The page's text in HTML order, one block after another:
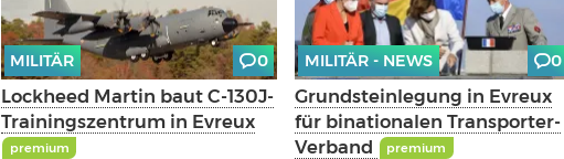
MILITÄR 0
Lockheed Martin baut C-130J-
Trainingszentrum in Evreux
premium
MILITÄR - NEWS 0
Grundsteinlegung in Evreux
für binationalen Transporter-
Verband
premium